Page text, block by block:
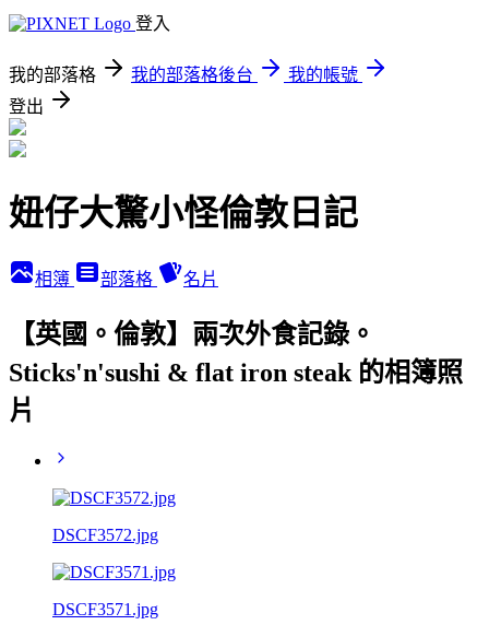
登入
我的部落格 我的部落格後台
我的帳號
登出
妞仔大驚小怪倫敦日記
相簿 部落格 名片
【英國。倫敦】兩次外食記錄。
Sticks'n'sushi & flat iron steak 的相簿照
片
DSCF3572.jpg
DSCF3571.jpg